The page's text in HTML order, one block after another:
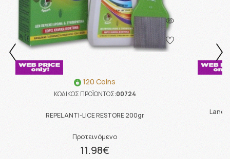
120 Coins
ΚΩΔΙΚΟΣ ΠΡΟΪΟΝΤΟΣ:00724
REPEL ANTI-LICE RESTORE 200gr
Προτεινόμενο
11.98€
Lanes